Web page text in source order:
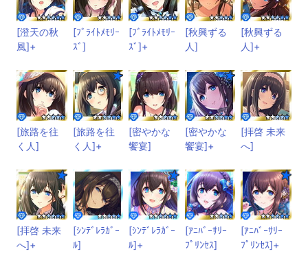
[澄天の秋
風]+
[ﾌﾞﾗｲﾄﾒﾓﾘｰ
ｽﾞ]
[ﾌﾞﾗｲﾄﾒﾓﾘｰ
ｽﾞ]+
[秋興ずる
人]
[秋興ずる
人]+
[旅路を往
く人]
[旅路を往
く人]+
[密やかな
饗宴]
[密やかな
饗宴]+
[拝啓 未来
へ]
[拝啓 未来
へ]+
[ｼﾝﾃﾞﾚﾗｶﾞｰ
ﾙ]
[ｼﾝﾃﾞﾚﾗｶﾞｰ
ﾙ]+
[ｱﾆﾊﾞｰｻﾘｰ
ﾌﾟﾘﾝｾｽ]
[ｱﾆﾊﾞｰｻﾘｰ
ﾌﾟﾘﾝｾｽ]+